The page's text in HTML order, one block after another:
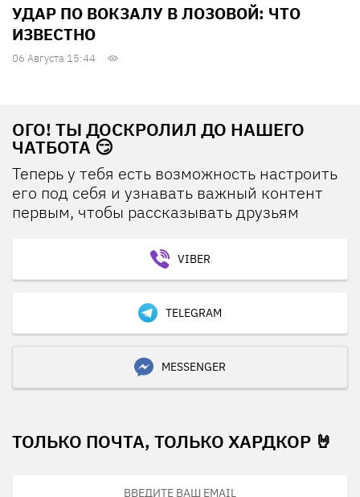
УДАР ПО ВОКЗАЛУ В ЛОЗОВОЙ: ЧТО
ИЗВЕСТНО
06 Августа 15:44
ОГО! ТЫ ДОСКРОЛИЛ ДО НАШЕГО
ЧАТБОТА 😏
Теперь у тебя есть возможность настроить
его под себя и узнавать важный контент
первым, чтобы рассказывать друзьям
VIBER
TELEGRAM
MESSENGER
ТОЛЬКО ПОЧТА, ТОЛЬКО ХАРДКОР 🤘